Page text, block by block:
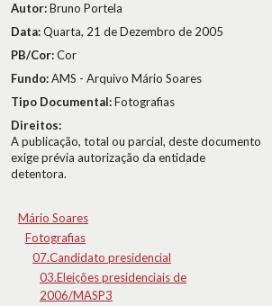
Autor:Bruno Portela
Data:Quarta, 21 de Dezembro de 2005
PB/Cor:Cor
Fundo:AMS - Arquivo Mário Soares
Tipo Documental:Fotografias
Direitos:
A publicação, total ou parcial, deste documento
exige prévia autorização da entidade
detentora.
Mário Soares
Fotografias
07.Candidato presidencial
03.Eleições presidenciais de
2006/MASP3